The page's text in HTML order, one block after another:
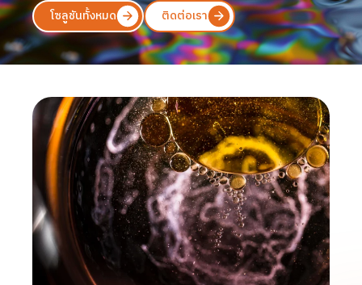
โซลูชันทั้งหมด ติดต่อเรา